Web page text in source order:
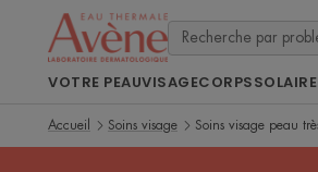
VOTRE PEAUVISAGECORPSSOLAIRE
Accueil Soins visage Soins visage peau